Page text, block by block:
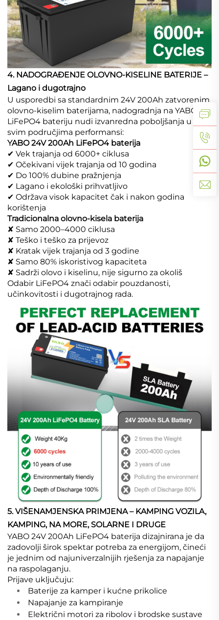
4. NADOGRAĐENJE OLOVNO-KISELINE BATERIJE –
Lagano i dugotrajno
U usporedbi sa standardnim 24V 200Ah zatvorenim
olovno-kiselim baterijama, nadogradnja na YABO
LiFePO4 bateriju nudi izvanredna poboljšanja u
svim područjima performansi:
YABO 24V 200Ah LiFePO4 baterija
✔ Vek trajanja od 6000+ ciklusa
✔ Očekivani vijek trajanja od 10 godina
✔ Do 100% dubine pražnjenja
✔ Lagano i ekološki prihvatljivo
✔ Održava visok kapacitet čak i nakon godina
korištenja
Tradicionalna olovno-kisela baterija
✘ Samo 2000–4000 ciklusa
✘ Teško i teško za prijevoz
✘ Kratak vijek trajanja od 3 godine
✘ Samo 80% iskoristivog kapaciteta
✘ Sadrži olovo i kiselinu, nije sigurno za okoliš
Odabir LiFePO4 znači odabir pouzdanosti,
učinkovitosti i dugotrajnog rada.
5. VIŠENAMJENSKA PRIMJENA – KAMPING VOZILA,
KAMPING, NA MORE, SOLARNE I DRUGE
YABO 24V 200Ah LiFePO4 baterija dizajnirana je da
zadovolji širok spektar potreba za energijom, čineći
je jednim od najuniverzalnijih rješenja za napajanje
na raspolaganju.
Prijave uključuju:
Baterije za kamper i kućne prikolice
Napajanje za kampiranje
Električni motori za ribolov i brodske sustave